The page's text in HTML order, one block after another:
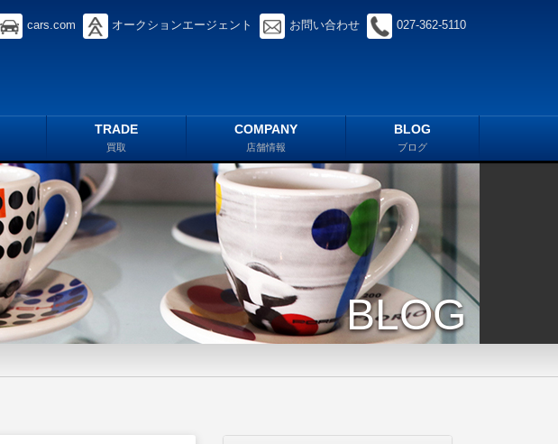
cars.com オークションエージェント お問い合わせ 027-362-5110
TRADE
買取
COMPANY
店舗情報
BLOG
ブログ
BLOG